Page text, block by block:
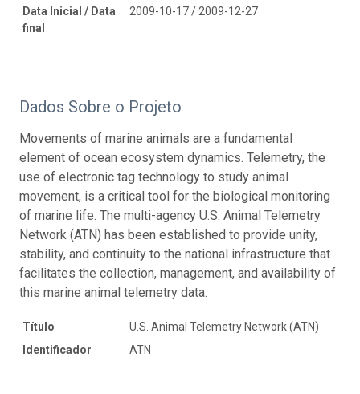
Data Inicial / Data
final
2009-10-17 / 2009-12-27
Dados Sobre o Projeto
Movements of marine animals are a fundamental
element of ocean ecosystem dynamics. Telemetry, the
use of electronic tag technology to study animal
movement, is a critical tool for the biological monitoring
of marine life. The multi-agency U.S. Animal Telemetry
Network (ATN) has been established to provide unity,
stability, and continuity to the national infrastructure that
facilitates the collection, management, and availability of
this marine animal telemetry data.
Título
U.S. Animal Telemetry Network (ATN)
Identificador
ATN